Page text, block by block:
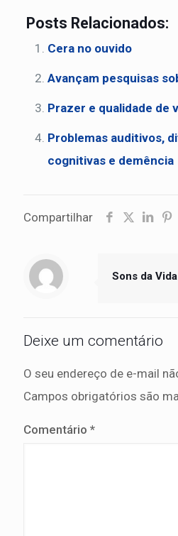
Posts Relacionados:
Cera no ouvido
Avançam pesquisas
Prazer e qualidade de
Problemas auditivos,
cognitivas e demência
Compartilhar
Sons da Vida
Deixe um comentário
O seu endereço de e-mail
Campos obrigatórios são
Comentário *